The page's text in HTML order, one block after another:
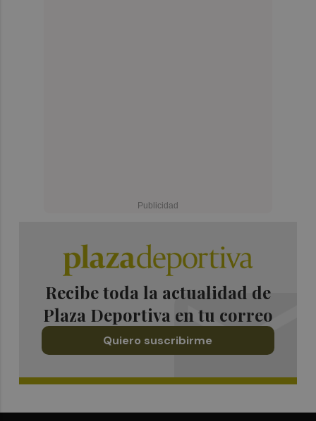
Recibe toda la actualidad de
Plaza Deportiva en tu correo
Quiero suscribirme